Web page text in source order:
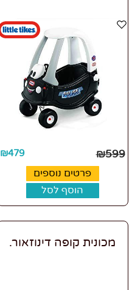
₪599
₪479
פרטים נוספים
הוסף לסל
מכונית קופה דינוזאור.